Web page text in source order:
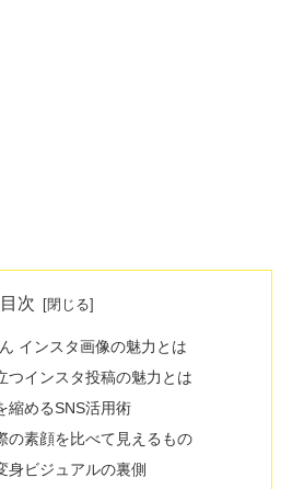
目次
インスタ画像の魅力とは
つインスタ投稿の魅力とは
縮めるSNS活用術
の素顔を比べて見えるもの
身ビジュアルの裏側